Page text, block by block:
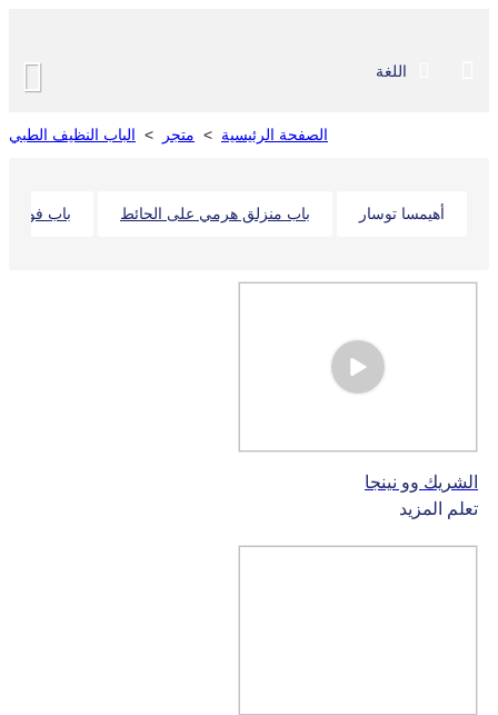
اللغة
الصفحة الرئيسية > متجر > الباب النظيف الطبي
أهيمسا توسار باب منزلق هرمي على الحائط باب فولاذي
الشريك وو نينجا
تعلم المزيد